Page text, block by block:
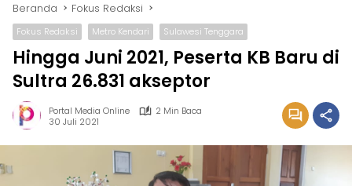
Beranda Fokus Redaksi
Fokus Redaksi Metro Kendari Sulawesi Tenggara
Hingga Juni 2021, Peserta KB Baru di
Sultra 26.831 akseptor
Portal Media Online
2 Min Baca
30 Juli 2021